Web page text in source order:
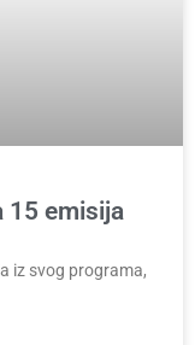
15 emisija
iz svog programa,